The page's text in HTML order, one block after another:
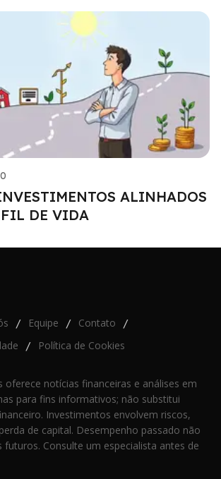
ALINHADOS
DE VIDA
/ Equipe / Contato /
/ Política de Cookies
oferece notícias financeiras e análises em
para fins informativos; não substitui
Investimentos envolvem riscos,
de capital. Desempenho passado não
futuros. Consulte um especialista antes de